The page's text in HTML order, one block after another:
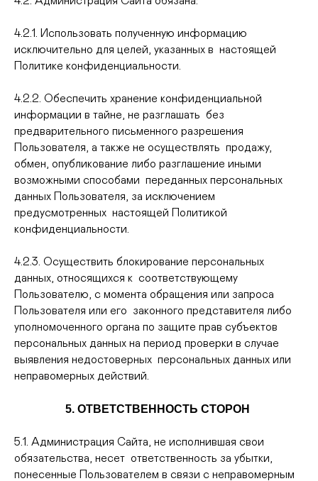
4.2.1. Использовать полученную информацию
исключительно для целей, указанных в настоящей
Политике конфиденциальности.
4.2.2. Обеспечить хранение конфиденциальной
информации в тайне, не разглашать без
предварительного письменного разрешения
Пользователя, а также не осуществлять продажу,
обмен, опубликование либо разглашение иными
возможными способами переданных персональных
данных Пользователя, за исключением
предусмотренных настоящей Политикой
конфиденциальности.
4.2.3. Осуществить блокирование персональных
данных, относящихся к соответствующему
Пользователю, с момента обращения или запроса
Пользователя или его законного представителя либо
уполномоченного органа по защите прав субъектов
персональных данных на период проверки в случае
выявления недостоверных персональных данных или
неправомерных действий.
5. ОТВЕТСТВЕННОСТЬ СТОРОН
5.1. Администрация Сайта, не исполнившая свои
обязательства, несет ответственность за убытки,
понесенные Пользователем в связи с неправомерным